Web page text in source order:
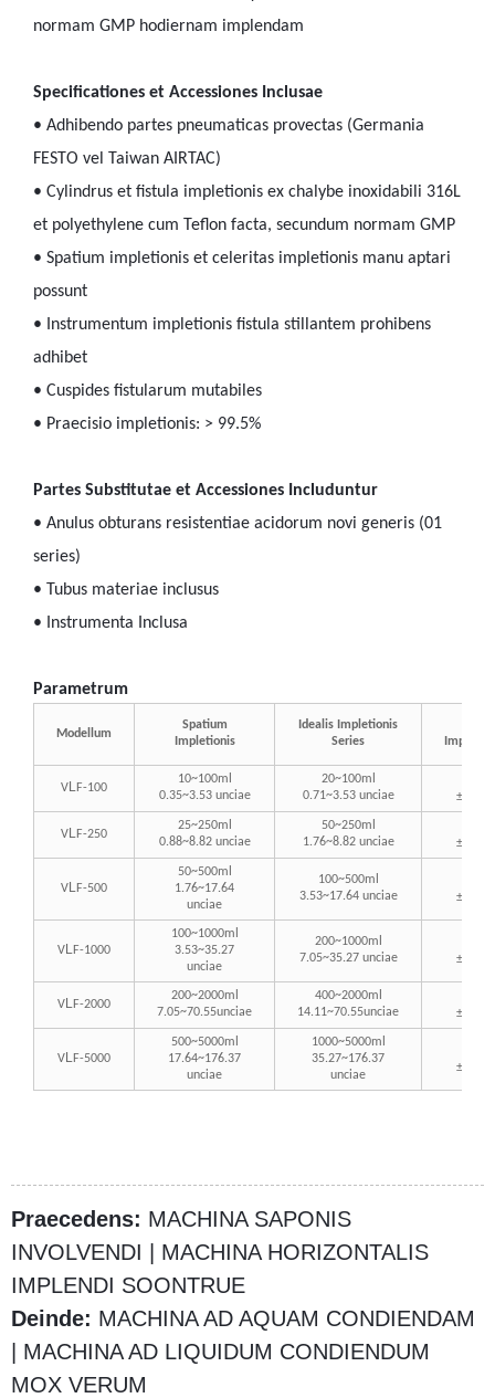
normam GMP hodiernam implendam
Specificationes et Accessiones Inclusae
• Adhibendo partes pneumaticas provectas (Germania
FESTO vel Taiwan AIRTAC)
• Cylindrus et fistula impletionis ex chalybe inoxidabili 316L
et polyethylene cum Teflon facta, secundum normam GMP
• Spatium impletionis et celeritas impletionis manu aptari
possunt
• Instrumentum impletionis fistula stillantem prohibens
adhibet
• Cuspides fistularum mutabiles
• Praecisio impletionis: > 99.5%
Partes Substitutae et Accessiones Includuntur
• Anulus obturans resistentiae acidorum novi generis (01
series)
• Tubus materiae inclusus
• Instrumenta Inclusa
Parametrum
Modellum
Spatium
Impletionis
Idealis Impletionis
Series
VLF-100
10~100ml
0.35~3.53 unciae
20~100ml
0.71~3.53 unciae
±
VLF-250
25~250ml
0.88~8.82 unciae
50~250ml
1.76~8.82 unciae
±
VLF-500
50~500ml
1.76~17.64
unciae
100~500ml
3.53~17.64 unciae
±
VLF-1000
100~1000ml
3.53~35.27
unciae
200~1000ml
7.05~35.27 unciae
±
VLF-2000
200~2000ml
7.05~70.55unciae
400~2000ml
14.11~70.55unciae
±
VLF-5000
500~5000ml
17.64~176.37
unciae
1000~5000ml
35.27~176.37
unciae
±
Praecedens: MACHINA SAPONIS
INVOLVENDI | MACHINA HORIZONTALIS
IMPLENDI SOONTRUE
Deinde: MACHINA AD AQUAM CONDIENDAM
| MACHINA AD LIQUIDUM CONDIENDUM
MOX VERUM